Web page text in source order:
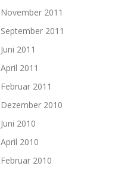
November 2011
September 2011
Juni 2011
April 2011
Februar 2011
Dezember 2010
Juni 2010
April 2010
Februar 2010